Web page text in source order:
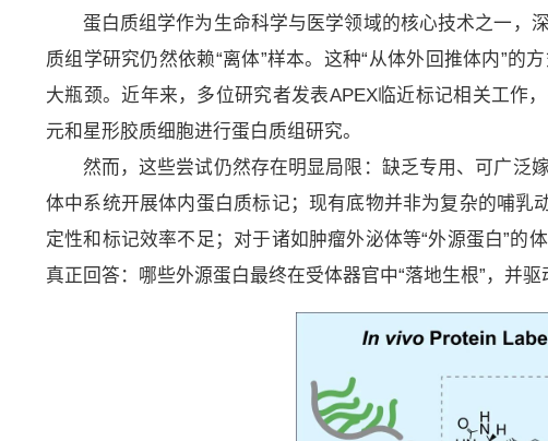
蛋白质组学作为生命科学与医学领域的核心技术之一，
质组学研究仍然依赖“离体”样本。这种“从体外回推体内”
大瓶颈。近年来，多位研究者发表APEX临近标记相关工作
元和星形胶质细胞进行蛋白质组研究。
然而，这些尝试仍然存在明显局限：缺乏专用、可广泛
体中系统开展体内蛋白质标记；现有底物并非为复杂的哺乳
定性和标记效率不足；对于诸如肿瘤外泌体等“外源蛋白”的
真正回答：哪些外源蛋白最终在受体器官中“落地生根”，并驱